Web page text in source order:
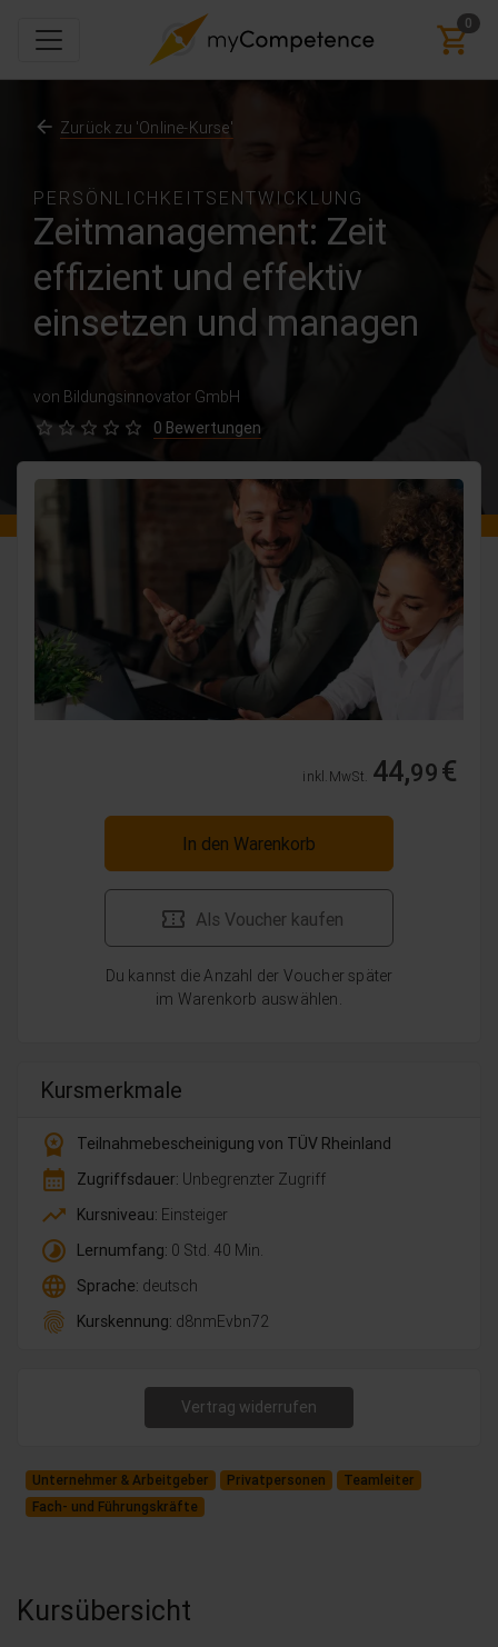
0
PERSÖNLICHKEITSENTWICKLUNG
Zeitmanagement: Zeit
effizient und effektiv
einsetzen und managen
von Bildungsinnovator GmbH
0 Bewertungen
Zurück zu 'Online-Kurse'
inkl. MwSt. 44,99€
In den Warenkorb
Als Voucher kaufen
Du kannst die Anzahl der Voucher später
im Warenkorb auswählen.
Kursmerkmale
workspace_premium
Teilnahmebescheinigung von TÜV Rheinland
calendar_month Zugriffsdauer: Unbegrenzter Zugriff
trending_up Kursniveau: Einsteiger
timelapse Lernumfang: 0 Std. 40 Min.
language Sprache: deutsch
fingerprint Kurskennung: d8nmEvbn72
Vertrag widerrufen
Unternehmer & Arbeitgeber Privatpersonen
Teamleiter
Fach- und Führungskräfte
Kursübersicht